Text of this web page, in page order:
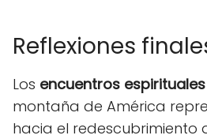
Reflexiones
Los encuentros espirituales
montaña de América
hacia el redescubrimiento